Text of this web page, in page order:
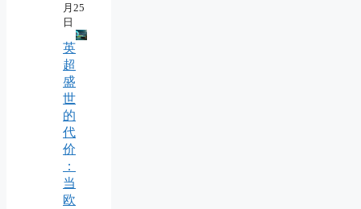
月25
日
英
超
盛
世
的
代
价
：
当
欧